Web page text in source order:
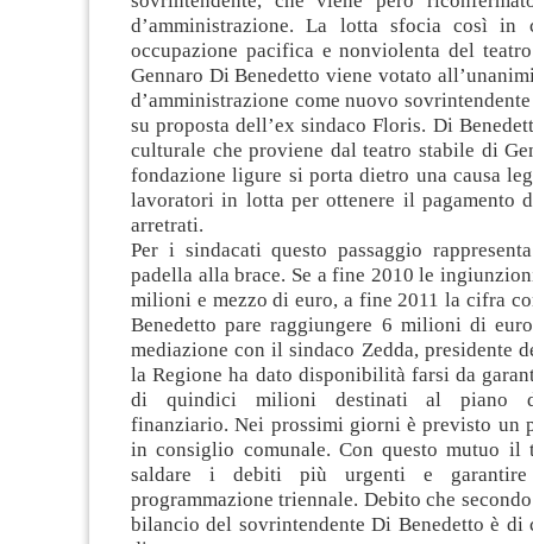
d’amministrazione. La lotta sfocia così in
occupazione pacifica e nonviolenta del
Gennaro Di Benedetto viene votato
d’amministrazione come nuovo
su proposta dell’ex sindaco Floris. Di
culturale che proviene dal teatro stabile di
fondazione ligure si porta dietro una causa
lavoratori in lotta per ottenere il pagamento
arretrati.
Per i sindacati questo passaggio
padella alla brace. Se a fine 2010 le
milioni e mezzo di euro, a fine 2011 la cifra
Benedetto pare raggiungere 6 milioni di
mediazione con il sindaco Zedda, presidente
la Regione ha dato disponibilità farsi da
di quindici milioni destinati al piano
finanziario. Nei prossimi giorni è previsto un
in consiglio comunale. Con questo mutuo il
saldare i debiti più urgenti e
programmazione triennale. Debito che
bilancio del sovrintendente Di Benedetto è